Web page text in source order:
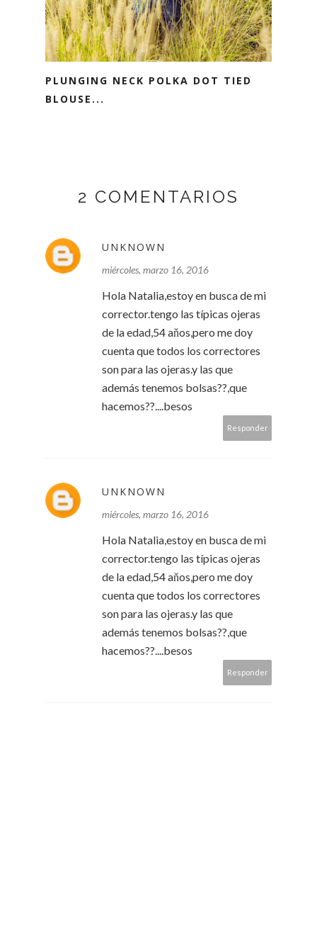
PLUNGING NECK POLKA DOT TIED
BLOUSE...
2 COMENTARIOS
UNKNOWN
miércoles, marzo 16, 2016
Hola Natalia,estoy en busca de mi
corrector.tengo las típicas ojeras
de la edad,54 aňos,pero me doy
cuenta que todos los correctores
son para las ojeras.y las que
además tenemos bolsas??,que
hacemos??....besos
Responder
UNKNOWN
miércoles, marzo 16, 2016
Hola Natalia,estoy en busca de mi
corrector.tengo las típicas ojeras
de la edad,54 aňos,pero me doy
cuenta que todos los correctores
son para las ojeras.y las que
además tenemos bolsas??,que
hacemos??....besos
Responder